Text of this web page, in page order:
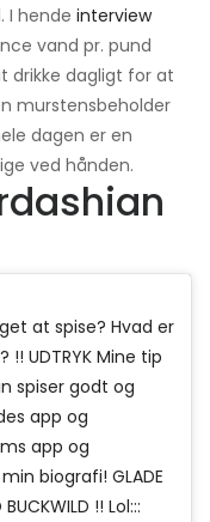
I hende interview
vand pr. pund
dagligt for at
murstensbeholder
dagen er en
ved hånden.
at spise? Hvad er
!! UDTRYK Mine tip
spiser godt og
app og
app og
biografi! GLADE
!! Lol:::